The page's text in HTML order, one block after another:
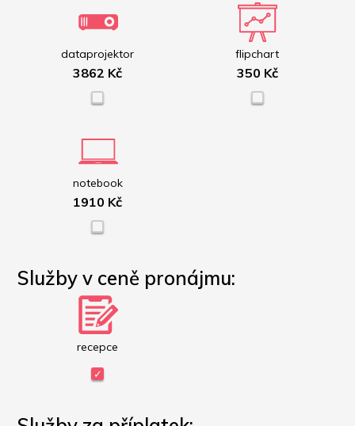
dataprojektor
3862 Kč
flipchart
350 Kč
notebook
1910 Kč
Služby v ceně pronájmu:
recepce